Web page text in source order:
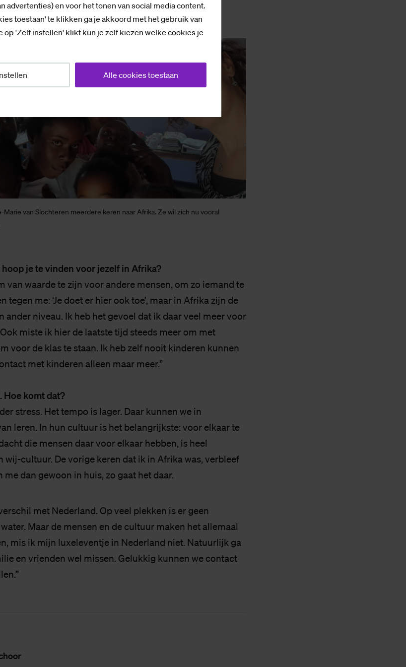
advertenties) en voor het tonen van social media content.
toestaan' te klikken ga je akkoord met het gebruik van
op 'Zelf instellen' klikt kun je zelf kiezen welke cookies je
Alle cookies toestaan
van Slochteren meerdere keren naar Afrika. Ze wil zich nu vooral
je te vinden voor jezelf in Afrika?
van waarde te zijn voor andere mensen, om zo iemand te
tegen me: ‘Je doet er hier ook toe’, maar in Afrika zijn de
ander niveau. Ik heb het gevoel dat ik daar veel meer voor
miste ik hier de laatste tijd steeds meer om met
voor de klas te staan. Ik heb zelf nooit kinderen kunnen
met kinderen alleen maar meer.”
Hoe komt dat?
stress. Het tempo is lager. Daar kunnen we in
leren. In hun cultuur is het belangrijkste: voor elkaar te
die mensen daar voor elkaar hebben, is heel
wij-cultuur. De vorige keren dat ik in Afrika was, verbleef
dan gewoon in huis, zo gaat het daar.
met Nederland. Op veel plekken is er geen
Maar de mensen en de cultuur maken het allemaal
mis ik mijn luxeleventje in Nederland niet. Natuurlijk ga
en vrienden wel missen. Gelukkig kunnen we contact